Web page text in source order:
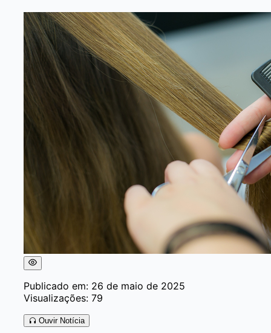
Publicado em: 26 de maio de 2025
Visualizações: 79
Ouvir Notícia